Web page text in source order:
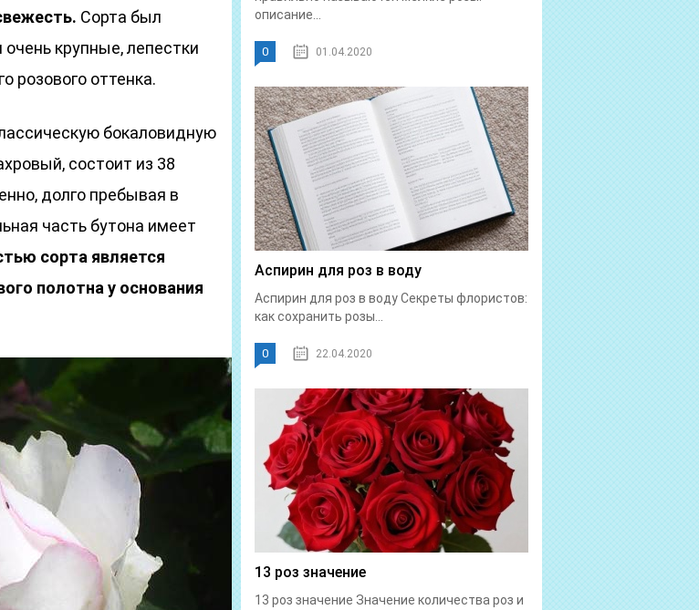
Сорта был
крупные, лепестки
розового оттенка.
бокаловидную
состоит из 38
долго пребывая в
часть бутона имеет
сорта является
полотна у основания
описание...
0 01.04.2020
Аспирин для роз в воду
Аспирин для роз в воду Секреты флористов:
как сохранить розы...
0 22.04.2020
13 роз значение
13 роз значение Значение количества роз и